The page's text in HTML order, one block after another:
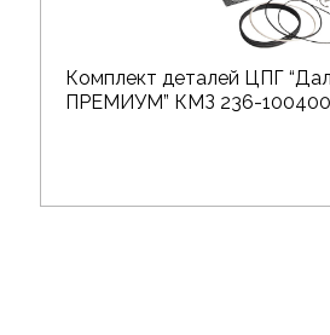
Комплект деталей ЦПГ
ПРЕМИУМ” КМЗ 236-